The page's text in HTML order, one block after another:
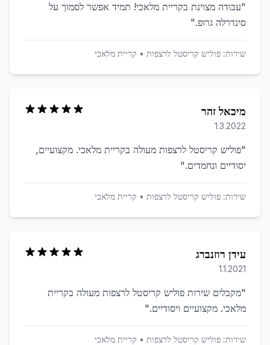
"עבודה מצוינת בקריית מלאכי! תמיד אפשר לסמוך על
סינדרלה גרופ."
שירות: פוליש קריסטל לרצפות • קריית מלאכי
מיכאל זהר
1.3.2022
"פוליש קריסטל לרצפות מעולה בקריית מלאכי. מקצועיים,
יסודיים ונחמדים."
שירות: פוליש קריסטל לרצפות • קריית מלאכי
עידן רוזנברג
1.1.2021
"מקבלים שירות פוליש קריסטל לרצפות מעולה בקריית
מלאכי. מקצועיים ויסודיים."
שירות: פוליש קריסטל לרצפות • קריית מלאכי